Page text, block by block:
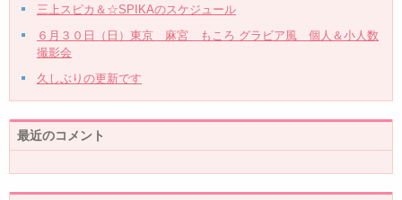
三上スピカ＆☆SPIKAのスケジュール
６月３０日（日）東京 麻宮 もころ グラビア風 個人＆小人数
撮影会
久しぶりの更新です
最近のコメント